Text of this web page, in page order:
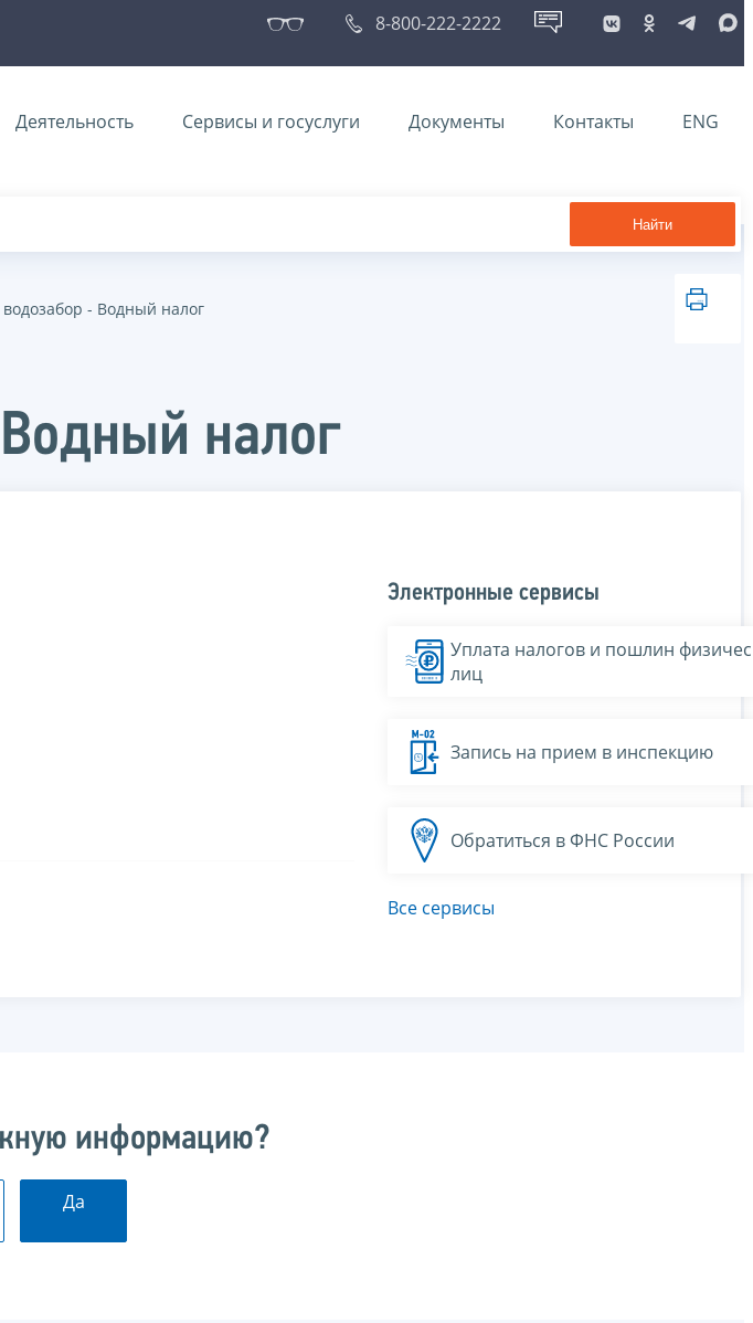
8-800-222-2222
Деятельность Сервисы и госуслуги Документы Контакты ENG
Найти
- Водный налог
налог
Электронные сервисы
Уплата налогов и пошлин
лиц
Запись на прием в инспекцию
Обратиться в ФНС России
Все сервисы
информацию?
Да